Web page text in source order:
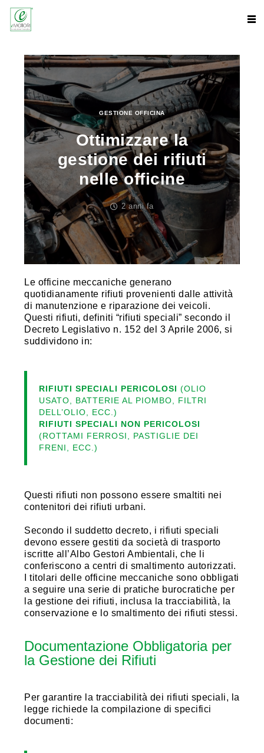
GESTIONE OFFICINA
Ottimizzare la
gestione dei rifiuti
nelle officine
2 anni fa
Le officine meccaniche generano
quotidianamente rifiuti provenienti dalle attività
di manutenzione e riparazione dei veicoli.
Questi rifiuti, definiti “rifiuti speciali” secondo il
Decreto Legislativo n. 152 del 3 Aprile 2006, si
suddividono in:
RIFIUTI SPECIALI PERICOLOSI (OLIO
USATO, BATTERIE AL PIOMBO, FILTRI
DELL’OLIO, ECC.)
RIFIUTI SPECIALI NON PERICOLOSI
(ROTTAMI FERROSI, PASTIGLIE DEI
FRENI, ECC.)
Questi rifiuti non possono essere smaltiti nei
contenitori dei rifiuti urbani.
Secondo il suddetto decreto, i rifiuti speciali
devono essere gestiti da società di trasporto
iscritte all’Albo Gestori Ambientali, che li
conferiscono a centri di smaltimento autorizzati.
I titolari delle officine meccaniche sono obbligati
a seguire una serie di pratiche burocratiche per
la gestione dei rifiuti, inclusa la tracciabilità, la
conservazione e lo smaltimento dei rifiuti stessi.
Documentazione Obbligatoria per
la Gestione dei Rifiuti
Per garantire la tracciabilità dei rifiuti speciali, la
legge richiede la compilazione di specifici
documenti: